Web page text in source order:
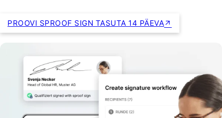
PROOVI SPROOF SIGN TASUTA 14 PÄEVA